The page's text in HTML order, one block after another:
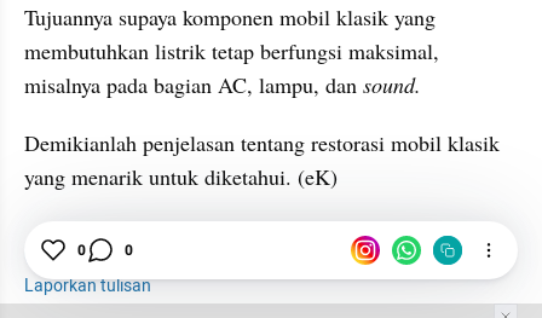
Tujuannya supaya komponen mobil klasik yang
membutuhkan listrik tetap berfungsi maksimal,
misalnya pada bagian AC, lampu, dan sound.
Demikianlah penjelasan tentang restorasi mobil klasik
yang menarik untuk diketahui. (eK)
GPT Restorasi
Interior Mobil
Laporkan tulisan
0 0